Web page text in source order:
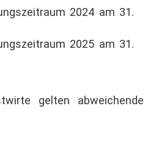
2024 am 31.
2025 am 31.
gelten abweichende